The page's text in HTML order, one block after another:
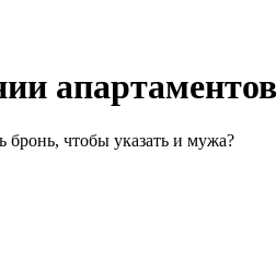
бронь, чтобы указать и мужа?